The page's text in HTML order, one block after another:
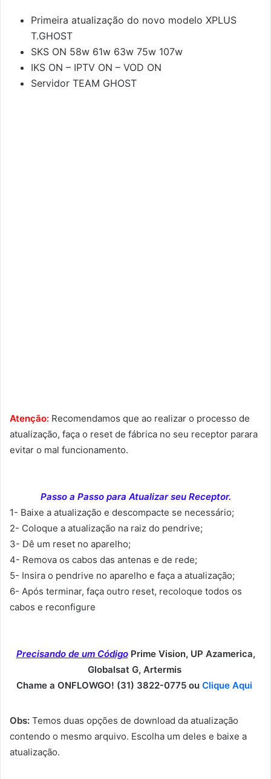
Primeira atualização do novo modelo XPLUS
T.GHOST
SKS ON 58w 61w 63w 75w 107w
IKS ON – IPTV ON – VOD ON
Servidor TEAM GHOST
Atenção: Recomendamos que ao realizar o processo de
atualização, faça o reset de fábrica no seu receptor parara
evitar o mal funcionamento.
Passo a Passo para Atualizar seu Receptor.
1- Baixe a atualização e descompacte se necessário;
2- Coloque a atualização na raiz do pendrive;
3- Dê um reset no aparelho;
4- Remova os cabos das antenas e de rede;
5- Insira o pendrive no aparelho e faça a atualização;
6- Após terminar, faça outro reset, recoloque todos os
cabos e reconfigure
Precisando de um Código Prime Vision, UP Azamerica,
Globalsat G, Artermis
Chame a ONFLOWGO! (31) 3822-0775 ou Clique Aqui
Obs: Temos duas opções de download da atualização
contendo o mesmo arquivo. Escolha um deles e baixe a
atualização.